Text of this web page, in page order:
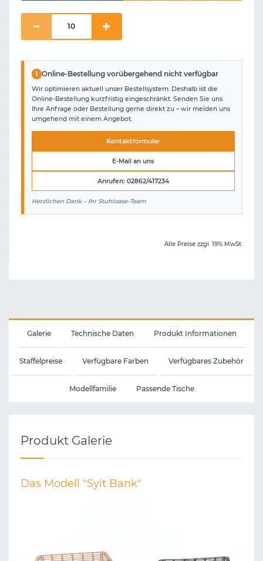
i Online-Bestellung vorübergehend nicht verfügbar
Wir optimieren aktuell unser Bestellsystem. Deshalb ist die
Online-Bestellung kurzfristig eingeschränkt. Senden Sie uns
Ihre Anfrage oder Bestellung gerne direkt zu – wir melden uns
umgehend mit einem Angebot.
Kontaktformular
E-Mail an uns
Anrufen: 02862/417234
Herzlichen Dank – Ihr Stuhloase-Team
Alle Preise zzgl. 19% MwSt.
Galerie Technische Daten Produkt Informationen
Staffelpreise Verfügbare Farben Verfügbares Zubehör
Modellfamilie Passende Tische
Produkt Galerie
Das Modell "Sylt Bank"